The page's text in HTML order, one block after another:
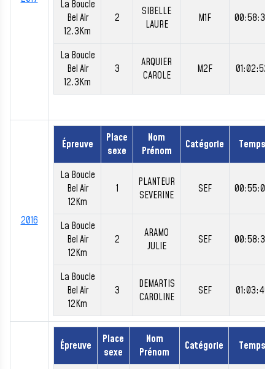
La Boucle
Bel Air
12.3Km
2
SIBELLE
LAURE
M1F 00:58:38
La Boucle
Bel Air
12.3Km
3
ARQUIER
CAROLE
M2F 01:02:52
2016
Épreuve
Place
sexe
Nom
Prénom
Catégorie Temps
La Boucle
Bel Air
12Km
1
PLANTEUR
SEVERINE
SEF 00:55:02
La Boucle
Bel Air
12Km
2
ARAMO
JULIE
SEF 00:58:30
La Boucle
Bel Air
12Km
3
DEMARTIS
CAROLINE
SEF 01:03:46
Épreuve
Place
sexe
Nom
Prénom
Catégorie Temps